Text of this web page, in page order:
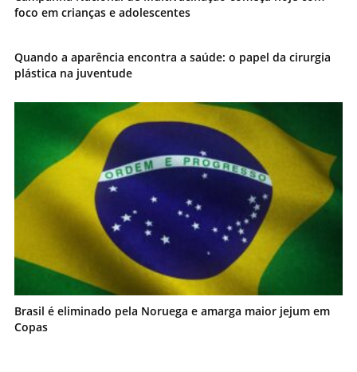
foco em crianças e adolescentes
Quando a aparência encontra a saúde: o papel da cirurgia
plástica na juventude
Brasil é eliminado pela Noruega e amarga maior jejum em
Copas